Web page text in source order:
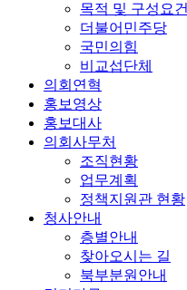
목적 및 구성요건
더불어민주당
국민의힘
비교섭단체
의회연혁
홍보영상
홍보대사
의회사무처
조직현황
업무계획
정책지원관 현황
청사안내
층별안내
찾아오시는 길
북부분원안내